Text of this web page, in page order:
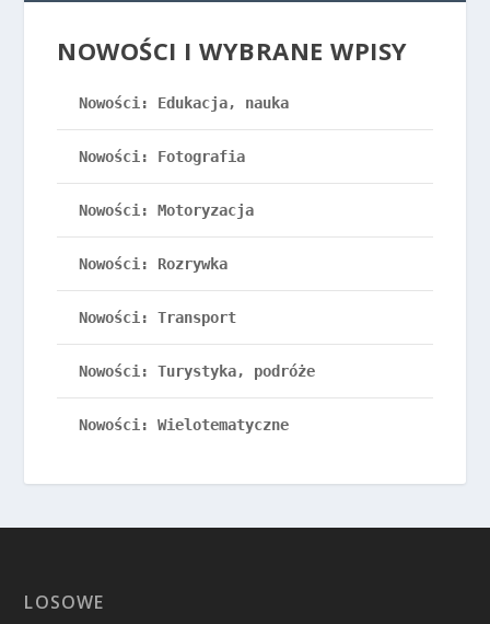
NOWOŚCI I WYBRANE WPISY
Nowości: Edukacja, nauka
Nowości: Fotografia
Nowości: Motoryzacja
Nowości: Rozrywka
Nowości: Transport
Nowości: Turystyka, podróże
Nowości: Wielotematyczne
LOSOWE